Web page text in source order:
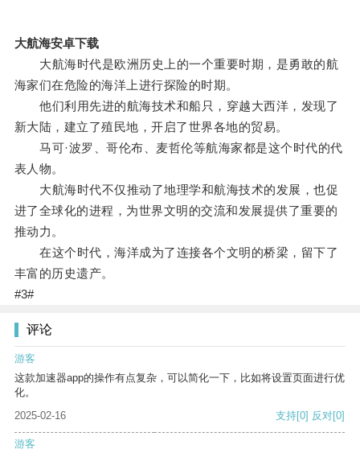
大航海安卓下载
大航海时代是欧洲历史上的一个重要时期，是勇敢的航
海家们在危险的海洋上进行探险的时期。
他们利用先进的航海技术和船只，穿越大西洋，发现了
新大陆，建立了殖民地，开启了世界各地的贸易。
马可·波罗、哥伦布、麦哲伦等航海家都是这个时代的代
表人物。
大航海时代不仅推动了地理学和航海技术的发展，也促
进了全球化的进程，为世界文明的交流和发展提供了重要的
推动力。
在这个时代，海洋成为了连接各个文明的桥梁，留下了
丰富的历史遗产。
#3#
评论
游客
这款加速器app的操作有点复杂，可以简化一下，比如将设置页面进行优
化。
2025-02-16
支持[0] 反对[0]
游客